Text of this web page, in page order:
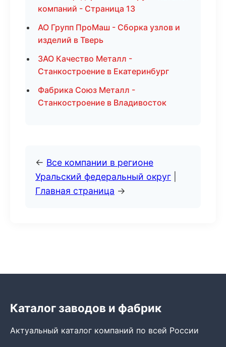
компаний - Страница 13
АО Групп ПроМаш - Сборка узлов и
изделий в Тверь
ЗАО Качество Металл -
Станкостроение в Екатеринбург
Фабрика Союз Металл -
Станкостроение в Владивосток
← Все компании в регионе
Уральский федеральный округ
Главная страница →
Каталог заводов и фабрик
Актуальный каталог компаний по всей России